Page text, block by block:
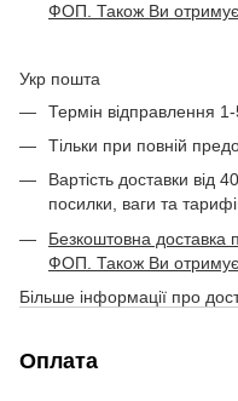
ФОП. Також Ви
Укр пошта
Термін відправлення
Тільки при повній
Вартість доставки від
посилки, ваги та
Безкоштовна доставка
ФОП. Також Ви
Більше інформації про
Оплата